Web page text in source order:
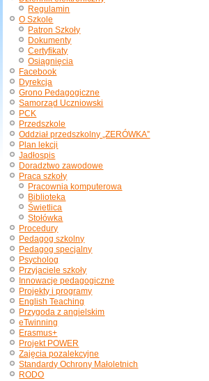
Regulamin
O Szkole
Patron Szkoły
Dokumenty
Certyfikaty
Osiągnięcia
Facebook
Dyrekcja
Grono Pedagogiczne
Samorząd Uczniowski
PCK
Przedszkole
Oddział przedszkolny „ZERÓWKA”
Plan lekcji
Jadłospis
Doradztwo zawodowe
Praca szkoły
Pracownia komputerowa
Biblioteka
Świetlica
Stołówka
Procedury
Pedagog szkolny
Pedagog specjalny
Psycholog
Przyjaciele szkoły
Innowacje pedagogiczne
Projekty i programy
English Teaching
Przygoda z angielskim
eTwinning
Erasmus+
Projekt POWER
Zajęcia pozalekcyjne
Standardy Ochrony Małoletnich
RODO